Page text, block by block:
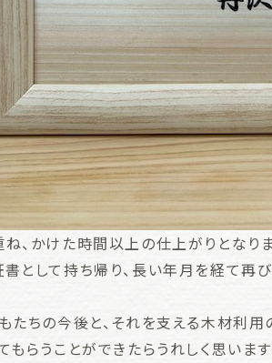
、かけた時間以上の仕上がりとなりま
として持ち帰り、長い年月を経て再
ちの今後と、それを支える木材利用
らうことができたらうれしく思います